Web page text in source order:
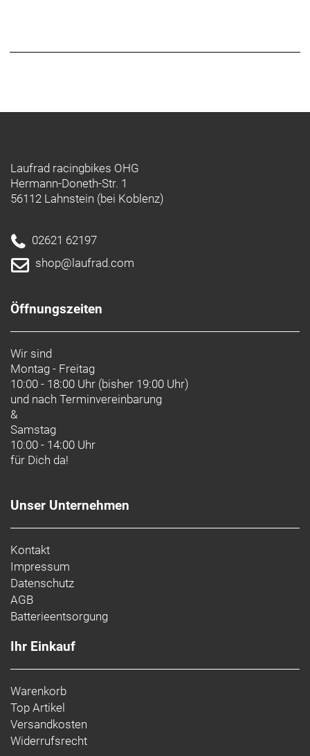
Laufrad racingbikes OHG
Hermann-Doneth-Str. 1
56112 Lahnstein (bei Koblenz)
02621 62197
shop@laufrad.com
Öffnungszeiten
Wir sind
Montag - Freitag
10:00 - 18:00 Uhr (bisher 19:00 Uhr)
und nach Terminvereinbarung
&
Samstag
10:00 - 14:00 Uhr
für Dich da!
Unser Unternehmen
Kontakt
Impressum
Datenschutz
AGB
Batterieentsorgung
Ihr Einkauf
Warenkorb
Top Artikel
Versandkosten
Widerrufsrecht